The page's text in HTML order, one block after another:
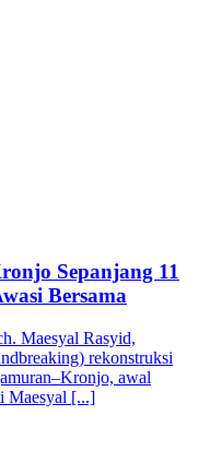
Sepanjang 11
Bersama
Maesyal Rasyid,
rekonstruksi
awal
Maesyal [...]